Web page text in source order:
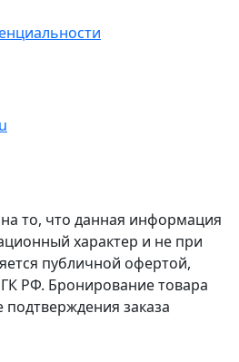
то, что данная информация
характер и не при
публичной офертой,
РФ. Бронирование товара
подтверждения заказа